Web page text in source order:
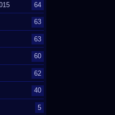
64
63
63
60
62
40
5